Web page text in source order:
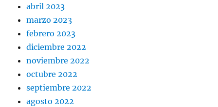
abril 2023
marzo 2023
febrero 2023
diciembre 2022
noviembre 2022
octubre 2022
septiembre 2022
agosto 2022